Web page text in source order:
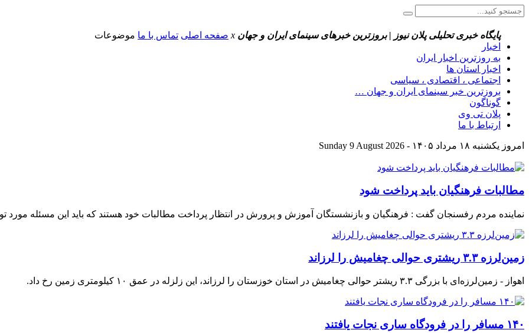
پایگاه خبری تحلیلی پلان نیوز | بروزترین خبرهای سینمای ایران و جهان x صفحه اصلی تماس با ما موضوعات
اخبار
به روزترین اخبار ایران
اخبار استان ها
اجتماعی ، اقتصادی ، سیاسی
بروزترین خبر سینمای ایران و جهان …
گوناگون
پلان تی وی
ارتباط با ما
امروز یکشنبه ۱۸ مرداد ۱۴۰۵ - Sunday 9 August 2026
مطالبات فرهنگیان باید پرداخت شود
نماینده مردم رفسنجان گفت : فرهنگیان و بازنشستگان آموزش و پرورش در انتظار پرداخت مطالبات خود هستند که باید این مسئله مورد
زمین‌لرزه ۳.۳ ریشتری حوالی چغامیش را لرزاند
اهواز - زمین‌لرزه‌ای با بزرگی ۳.۳ ریشتر حوالی چغامیش در استان خوزستان را لرزاند، این زلزله در عمق ۱۰ کیلومتری زمین رخ داد.
۱۴۰ مسافر را در فرودگاه ساری نجات یافتند